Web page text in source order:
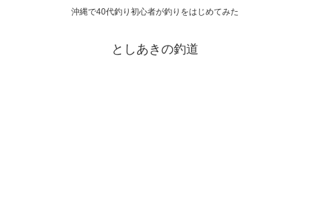
沖縄で40代釣り初心者が釣りをはじめてみた
としあきの釣道